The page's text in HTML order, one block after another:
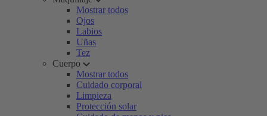
Mostrar todos
Ojos
Labios
Uñas
Tez
Cuerpo
Mostrar todos
Cuidado corporal
Limpieza
Protección solar